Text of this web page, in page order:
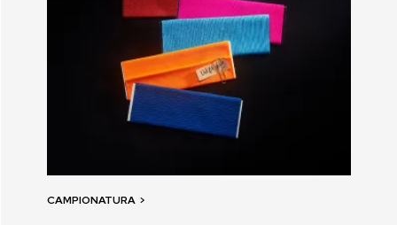
CAMPIONATURA >